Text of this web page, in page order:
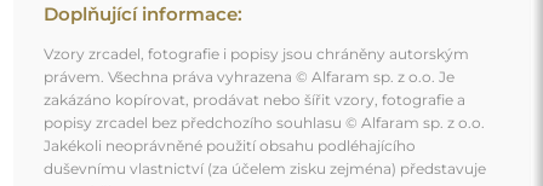
Doplňující informace:
Vzory zrcadel, fotografie i popisy jsou chráněny autorským
právem. Všechna práva vyhrazena © Alfaram sp. z o.o. Je
zakázáno kopírovat, prodávat nebo šířit vzory, fotografie a
popisy zrcadel bez předchozího souhlasu © Alfaram sp. z o.o.
Jakékoli neoprávněné použití obsahu podléhajícího
duševnímu vlastnictví (za účelem zisku zejména) představuje